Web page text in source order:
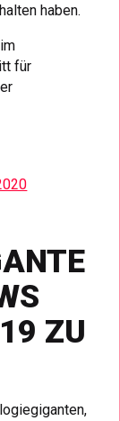
haben.
für
ZU